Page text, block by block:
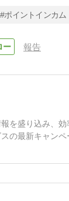
#ポイントインカム
報告
を盛り込み、
の最新キャン